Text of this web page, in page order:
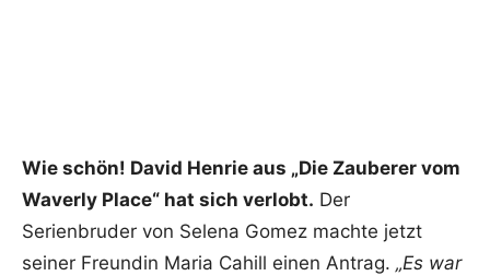
Wie schön! David Henrie aus „Die Zauberer vom
Waverly Place“ hat sich verlobt. Der
Serienbruder von Selena Gomez machte jetzt
seiner Freundin Maria Cahill einen Antrag. „Es war